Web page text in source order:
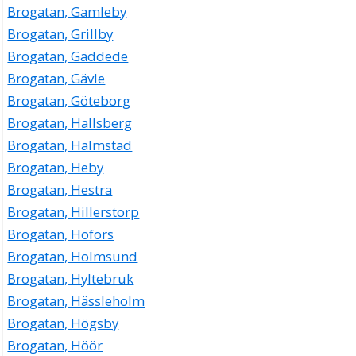
Brogatan, Gamleby
Brogatan, Grillby
Brogatan, Gäddede
Brogatan, Gävle
Brogatan, Göteborg
Brogatan, Hallsberg
Brogatan, Halmstad
Brogatan, Heby
Brogatan, Hestra
Brogatan, Hillerstorp
Brogatan, Hofors
Brogatan, Holmsund
Brogatan, Hyltebruk
Brogatan, Hässleholm
Brogatan, Högsby
Brogatan, Höör